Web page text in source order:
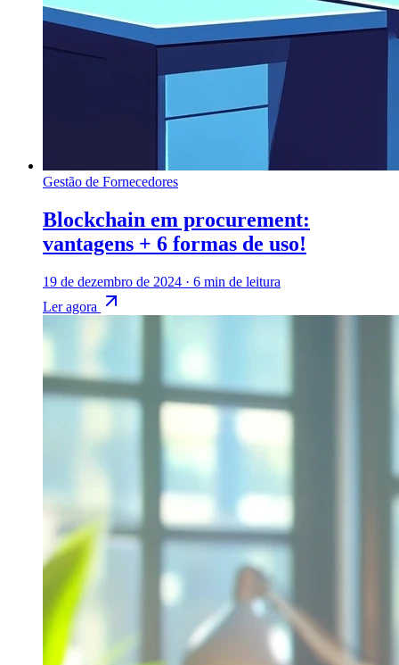
Gestão de Fornecedores
Blockchain em procurement:
vantagens + 6 formas de uso!
19 de dezembro de 2024 · 6 min de leitura
Ler agora